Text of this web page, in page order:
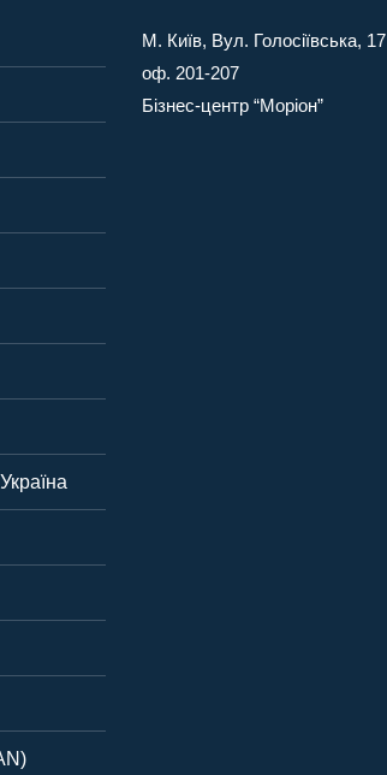
М. Київ, Вул. Голосіївська, 17
оф. 201-207
Бізнес-центр “Моріон”